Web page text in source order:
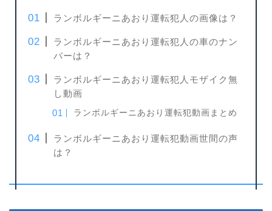
ランボルギーニあおり運転犯人の画像は？
ランボルギーニあおり運転犯人の車のナン
バーは？
ランボルギーニあおり運転犯人モザイク無
し動画
ランボルギーニあおり運転犯動画まとめ
ランボルギーニあおり運転犯動画世間の声
は？